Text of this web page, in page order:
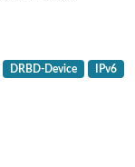
DRBD-Device IPv6